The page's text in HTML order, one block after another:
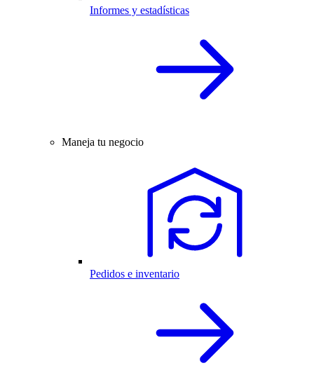
Informes y estadísticas
Maneja tu negocio
Pedidos e inventario